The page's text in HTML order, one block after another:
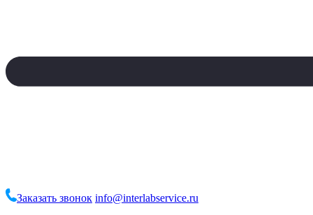
Заказать звонок info@interlabservice.ru